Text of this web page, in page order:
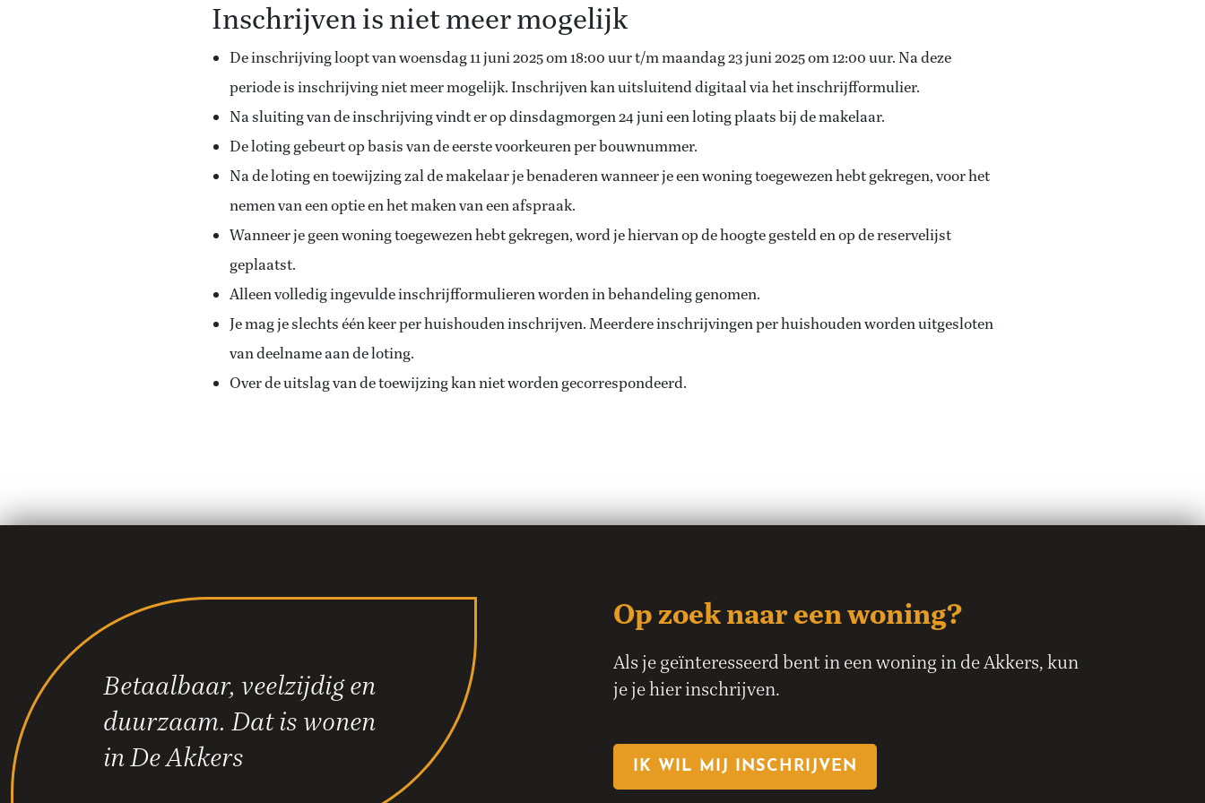
Inschrijven is niet meer mogelijk
De inschrijving loopt van woensdag 11 juni 2025 om 18:00 uur t/m maandag 23 juni 2025 om 12:00 uur. Na deze
periode is inschrijving niet meer mogelijk. Inschrijven kan uitsluitend digitaal via het inschrijfformulier.
Na sluiting van de inschrijving vindt er op dinsdagmorgen 24 juni een loting plaats bij de makelaar.
De loting gebeurt op basis van de eerste voorkeuren per bouwnummer.
Na de loting en toewijzing zal de makelaar je benaderen wanneer je een woning toegewezen hebt gekregen, voor het
nemen van een optie en het maken van een afspraak.
Wanneer je geen woning toegewezen hebt gekregen, word je hiervan op de hoogte gesteld en op de reservelijst
geplaatst.
Alleen volledig ingevulde inschrijfformulieren worden in behandeling genomen.
Je mag je slechts één keer per huishouden inschrijven. Meerdere inschrijvingen per huishouden worden uitgesloten
van deelname aan de loting.
Over de uitslag van de toewijzing kan niet worden gecorrespondeerd.
Betaalbaar, veelzijdig en
duurzaam. Dat is wonen
in De Akkers
Op zoek naar een woning?
Als je geïnteresseerd bent in een woning in de Akkers, kun
je je hier inschrijven.
IK WIL MIJ INSCHRIJVEN